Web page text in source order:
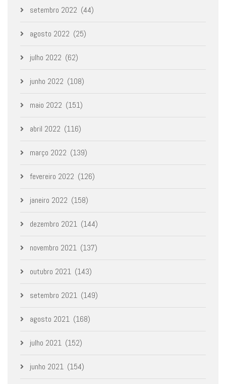
setembro 2022 (44)
agosto 2022 (25)
julho 2022 (62)
junho 2022 (108)
maio 2022 (151)
abril 2022 (116)
março 2022 (139)
fevereiro 2022 (126)
janeiro 2022 (158)
dezembro 2021 (144)
novembro 2021 (137)
outubro 2021 (143)
setembro 2021 (149)
agosto 2021 (168)
julho 2021 (152)
junho 2021 (154)